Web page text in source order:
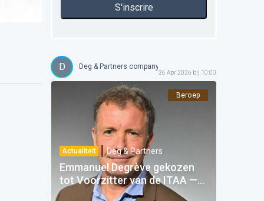
S'inscrire
D Deg & Partners company
26 Apr 2026 bij 10:00
Beroep
Actualiteit Deg & Partners
Emmanuel Degrève gekozen
tot Voorzitter van de ITAA —
Een trots voor Deg & Partners